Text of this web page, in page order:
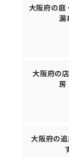
大阪府の庭
漏
大阪府の
房
大阪府の